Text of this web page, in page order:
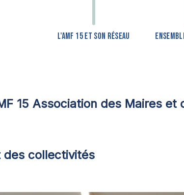
L'AMF 15 ET SON RÉSEAU
15 Association des Maires
des collectivités